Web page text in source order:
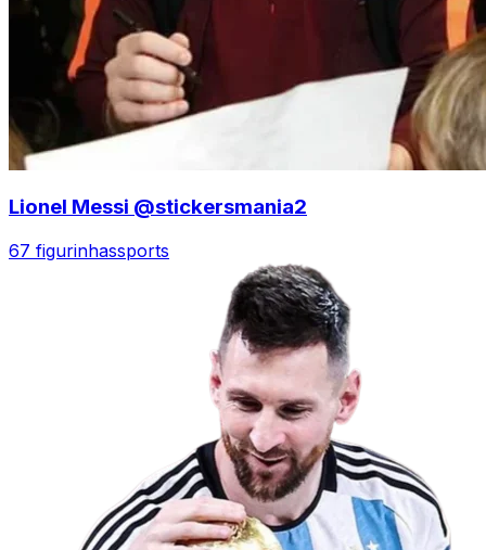
Lionel Messi @stickersmania2
67 figurinhassports